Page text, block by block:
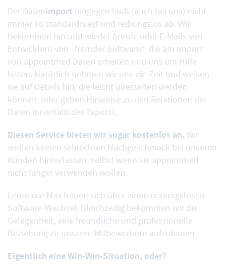
Der Datenimport hingegen läuft (auch bei uns) nicht
immer so standardisiert und reibungslos ab. Wir
bekommen hin und wieder Anrufe oder E-Mails von
Entwicklern von „fremder Software“, die am Import
von appointmed Daten arbeiten und uns um Hilfe
bitten. Natürlich nehmen wir uns die Zeit und weisen
sie auf Details hin, die leicht übersehen werden
können, oder geben Hinweise zu den Relationen der
Daten innerhalb des Exports.
Diesen Service bieten wir sogar kostenlos an. Wir
wollen keinen schlechten Nachgeschmack bei unseren
Kunden hinterlassen, selbst wenn sie appointmed
nicht länger verwenden wollen.
Leute wie Max freuen sich über einen reibungslosen
Software-Wechsel. Gleichzeitig bekommen wir die
Gelegenheit, eine freundliche und professionelle
Beziehung zu unseren Mitbewerbern aufzubauen.
Eigentlich eine Win-Win-Situation, oder?